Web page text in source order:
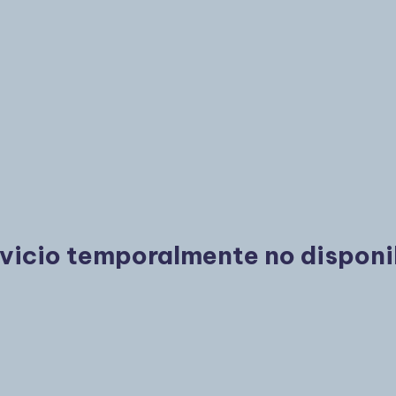
temporalmente no